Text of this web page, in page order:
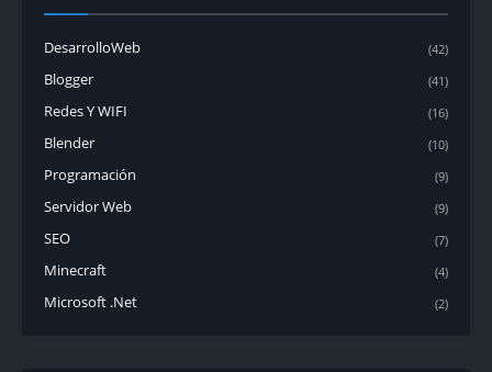
DesarrolloWeb (42)
Blogger (41)
Redes Y WIFI (16)
Blender (10)
Programación (9)
Servidor Web (9)
SEO (7)
Minecraft (4)
Microsoft .Net (2)